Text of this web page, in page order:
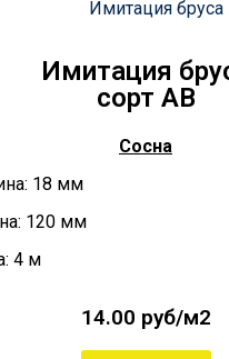
Имитация
сорт АB
Сосна
18 мм
120 мм
4 м
14.00 руб/м2